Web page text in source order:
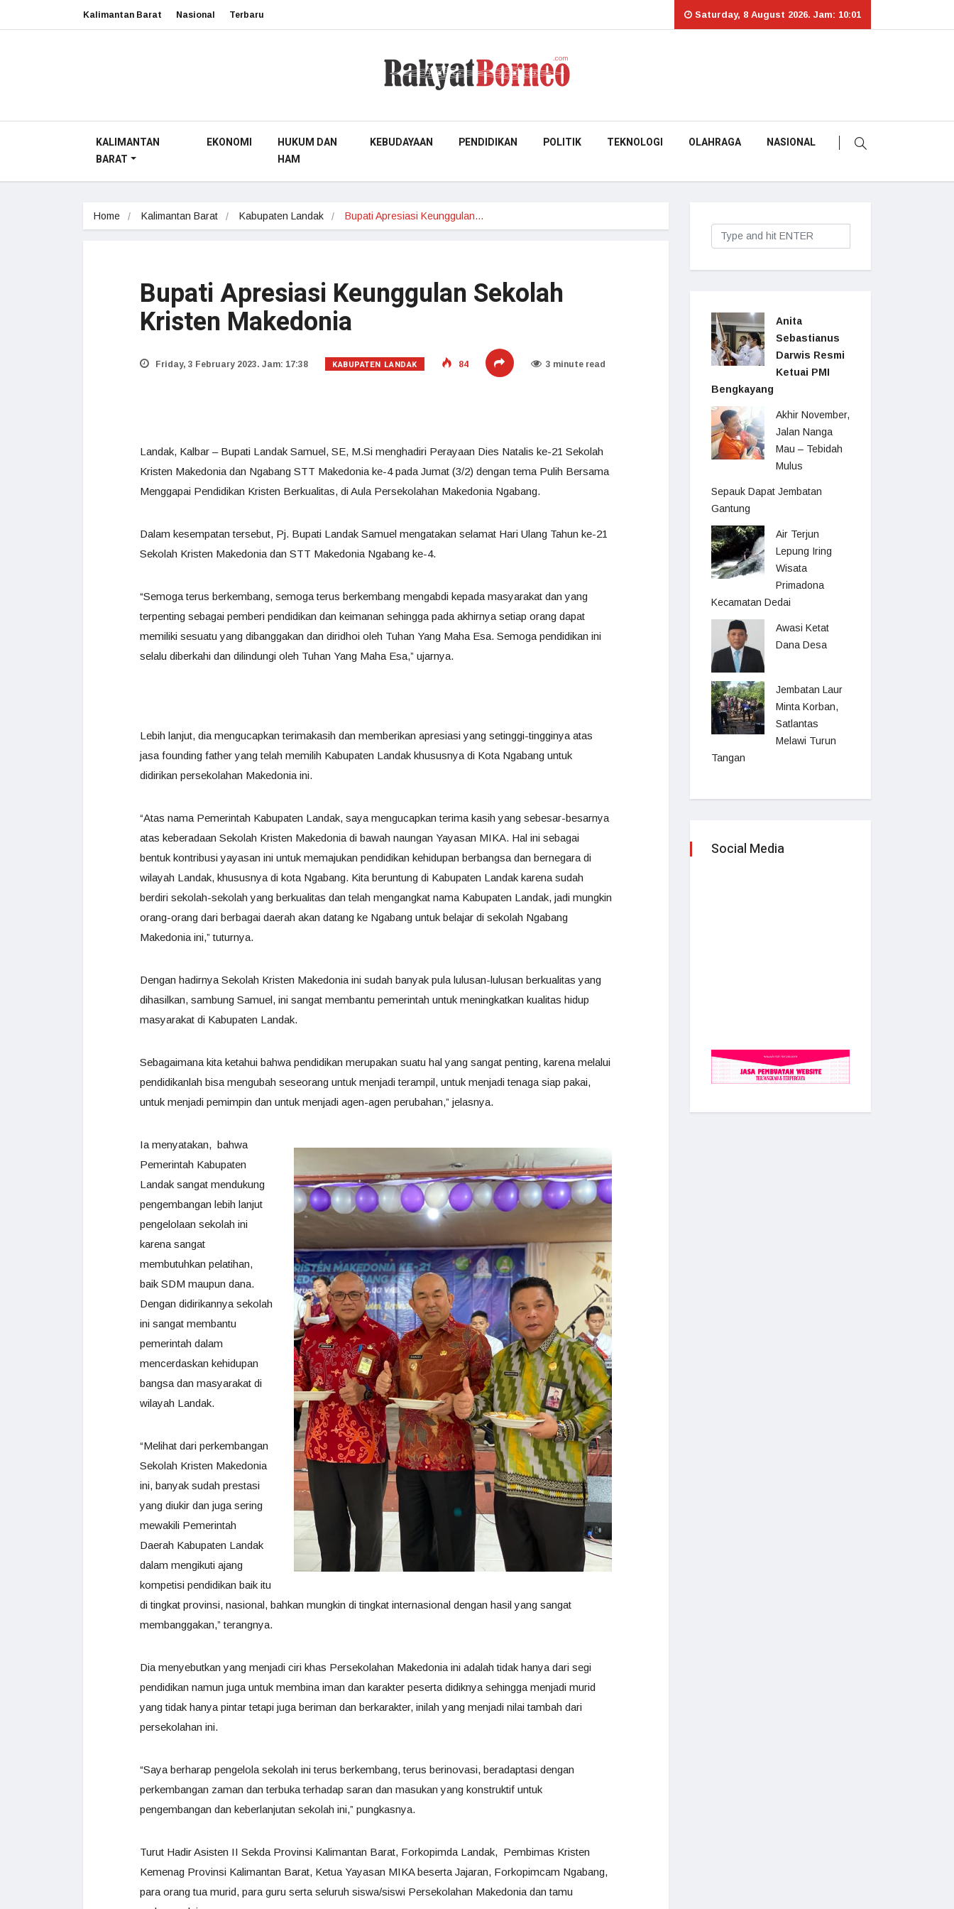
Kalimantan Barat Nasional Terbaru Saturday, 8 August 2026. Jam: 10:01
KALIMANTAN
BARAT
EKONOMI
HUKUM DAN
HAM
KEBUDAYAAN PENDIDIKAN POLITIK TEKNOLOGI OLAHRAGA NASIONAL
Home Kalimantan Barat Kabupaten Landak Bupati Apresiasi Keunggulan…
Bupati Apresiasi Keunggulan Sekolah
Kristen Makedonia
Friday, 3 February 2023. Jam: 17:38 KABUPATEN LANDAK 84 3 minute read
Landak, Kalbar – Bupati Landak Samuel, SE, M.Si menghadiri Perayaan Dies Natalis ke-21 Sekolah
Kristen Makedonia dan Ngabang STT Makedonia ke-4 pada Jumat (3/2) dengan tema Pulih Bersama
Menggapai Pendidikan Kristen Berkualitas, di Aula Persekolahan Makedonia Ngabang.
Dalam kesempatan tersebut, Pj. Bupati Landak Samuel mengatakan selamat Hari Ulang Tahun ke-21
Sekolah Kristen Makedonia dan STT Makedonia Ngabang ke-4.
“Semoga terus berkembang, semoga terus berkembang mengabdi kepada masyarakat dan yang
terpenting sebagai pemberi pendidikan dan keimanan sehingga pada akhirnya setiap orang dapat
memiliki sesuatu yang dibanggakan dan diridhoi oleh Tuhan Yang Maha Esa. Semoga pendidikan ini
selalu diberkahi dan dilindungi oleh Tuhan Yang Maha Esa,” ujarnya.
Lebih lanjut, dia mengucapkan terimakasih dan memberikan apresiasi yang setinggi-tingginya atas
jasa founding father yang telah memilih Kabupaten Landak khususnya di Kota Ngabang untuk
didirikan persekolahan Makedonia ini.
“Atas nama Pemerintah Kabupaten Landak, saya mengucapkan terima kasih yang sebesar-besarnya
atas keberadaan Sekolah Kristen Makedonia di bawah naungan Yayasan MIKA. Hal ini sebagai
bentuk kontribusi yayasan ini untuk memajukan pendidikan kehidupan berbangsa dan bernegara di
wilayah Landak, khususnya di kota Ngabang. Kita beruntung di Kabupaten Landak karena sudah
berdiri sekolah-sekolah yang berkualitas dan telah mengangkat nama Kabupaten Landak, jadi mungkin
orang-orang dari berbagai daerah akan datang ke Ngabang untuk belajar di sekolah Ngabang
Makedonia ini,” tuturnya.
Dengan hadirnya Sekolah Kristen Makedonia ini sudah banyak pula lulusan-lulusan berkualitas yang
dihasilkan, sambung Samuel, ini sangat membantu pemerintah untuk meningkatkan kualitas hidup
masyarakat di Kabupaten Landak.
Sebagaimana kita ketahui bahwa pendidikan merupakan suatu hal yang sangat penting, karena melalui
pendidikanlah bisa mengubah seseorang untuk menjadi terampil, untuk menjadi tenaga siap pakai,
untuk menjadi pemimpin dan untuk menjadi agen-agen perubahan,” jelasnya.
Ia menyatakan, bahwa
Pemerintah Kabupaten
Landak sangat mendukung
pengembangan lebih lanjut
pengelolaan sekolah ini
karena sangat
membutuhkan pelatihan,
baik SDM maupun dana.
Dengan didirikannya sekolah
ini sangat membantu
pemerintah dalam
mencerdaskan kehidupan
bangsa dan masyarakat di
wilayah Landak.
“Melihat dari perkembangan
Sekolah Kristen Makedonia
ini, banyak sudah prestasi
yang diukir dan juga sering
mewakili Pemerintah
Daerah Kabupaten Landak
dalam mengikuti ajang
kompetisi pendidikan baik itu
di tingkat provinsi, nasional, bahkan mungkin di tingkat internasional dengan hasil yang sangat
membanggakan,” terangnya.
Dia menyebutkan yang menjadi ciri khas Persekolahan Makedonia ini adalah tidak hanya dari segi
pendidikan namun juga untuk membina iman dan karakter peserta didiknya sehingga menjadi murid
yang tidak hanya pintar tetapi juga beriman dan berkarakter, inilah yang menjadi nilai tambah dari
persekolahan ini.
“Saya berharap pengelola sekolah ini terus berkembang, terus berinovasi, beradaptasi dengan
perkembangan zaman dan terbuka terhadap saran dan masukan yang konstruktif untuk
pengembangan dan keberlanjutan sekolah ini,” pungkasnya.
Turut Hadir Asisten II Sekda Provinsi Kalimantan Barat, Forkopimda Landak, Pembimas Kristen
Kemenag Provinsi Kalimantan Barat, Ketua Yayasan MIKA beserta Jajaran, Forkopimcam Ngabang,
para orang tua murid, para guru serta seluruh siswa/siswi Persekolahan Makedonia dan tamu
Anita
Sebastianus
Darwis Resmi
Ketuai PMI
Bengkayang
Akhir November,
Jalan Nanga
Mau – Tebidah
Mulus
Sepauk Dapat Jembatan
Gantung
Air Terjun
Lepung Iring
Wisata
Primadona
Kecamatan Dedai
Awasi Ketat
Dana Desa
Jembatan Laur
Minta Korban,
Satlantas
Melawi Turun
Tangan
Social Media